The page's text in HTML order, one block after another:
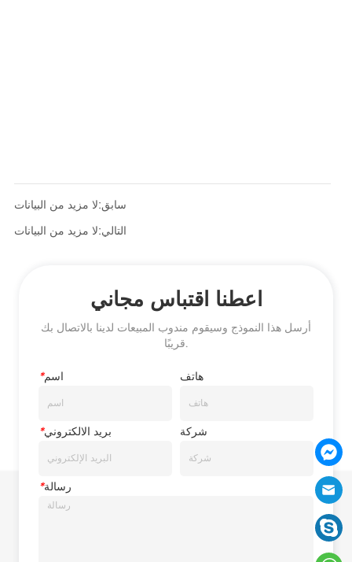
سابق:لا مزيد من البيانات
التالي:لا مزيد من البيانات
اعطنا اقتباس مجاني
أرسل هذا النموذج وسيقوم مندوب المبيعات لدينا بالاتصال بك
قريبًا.
*اسم هاتف
*بريد الالكتروني شركة
*رسالة